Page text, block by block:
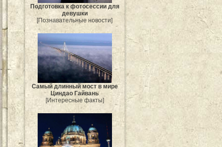
Подготовка к фотосессии для
девушки
[Познавательные новости]
Самый длинный мост в мире
Циндао Гайвань
[Интересные факты]